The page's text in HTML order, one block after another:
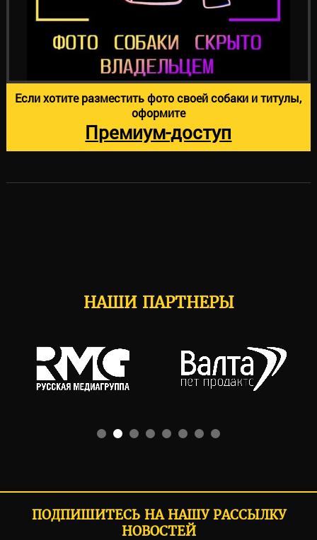
Если хотите разместить фото своей собаки и титулы,
оформите
Премиум-доступ
НАШИ ПАРТНЕРЫ
ПОДПИШИТЕСЬ НА НАШУ РАССЫЛКУ
НОВОСТЕЙ